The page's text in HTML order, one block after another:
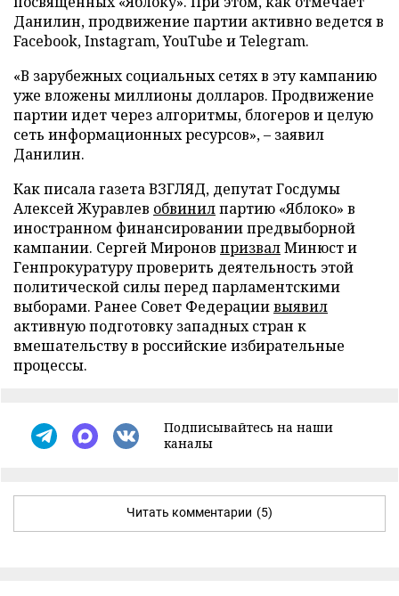
Данилин, продвижение партии активно ведется в
Facebook, Instagram, YouTube и Telegram.
«В зарубежных социальных сетях в эту кампанию
уже вложены миллионы долларов. Продвижение
партии идет через алгоритмы, блогеров и целую
сеть информационных ресурсов», – заявил
Данилин.
Как писала газета ВЗГЛЯД, депутат Госдумы
Алексей Журавлев обвинилпартию «Яблоко» в
иностранном финансировании предвыборной
кампании. Сергей Миронов призвалМинюст и
Генпрокуратуру проверить деятельность этой
политической силы перед парламентскими
выборами. Ранее Совет Федерациивыявил
активную подготовку западных стран к
вмешательству в российские избирательные
процессы.
Подписывайтесь на наши
каналы
Читать комментарии (5)